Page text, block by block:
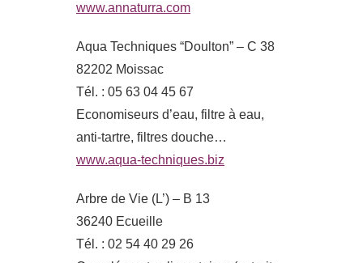
www.annaturra.com
Aqua Techniques “Doulton” – C 38
82202 Moissac
Tél. : 05 63 04 45 67
Economiseurs d’eau, filtre à eau,
anti-tartre, filtres douche…
www.aqua-techniques.biz
Arbre de Vie (L’) – B 13
36240 Ecueille
Tél. : 02 54 40 29 26